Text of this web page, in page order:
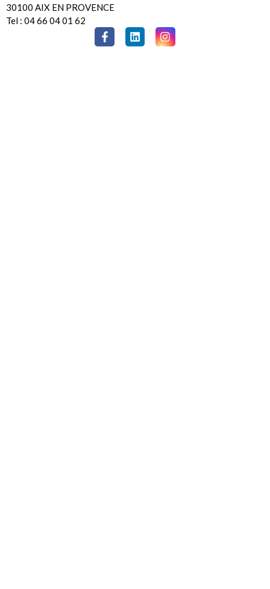
30100 AIX EN PROVENCE
Tel : 04 66 04 01 62